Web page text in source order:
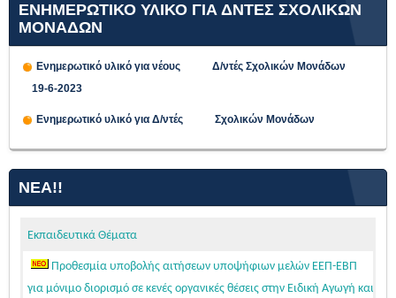
ΕΝΗΜΕΡΩΤΙΚΟ ΥΛΙΚΟ ΓΙΑ ΔΝΤΕΣ ΣΧΟΛΙΚΩΝ
ΜΟΝΑΔΩΝ
Ενημερωτικό υλικό για νέους Δ/ντές Σχολικών Μονάδων
19-6-2023
Ενημερωτικό υλικό για Δ/ντές Σχολικών Μονάδων
ΝΈΑ!!
Εκπαιδευτικά Θέματα
Προθεσμία υποβολής αιτήσεων υποψήφιων μελών ΕΕΠ-ΕΒΠ
για μόνιμο διορισμό σε κενές οργανικές θέσεις στην Ειδική Αγωγή και